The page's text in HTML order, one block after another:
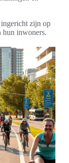
ingericht zijn op
hun inwoners.